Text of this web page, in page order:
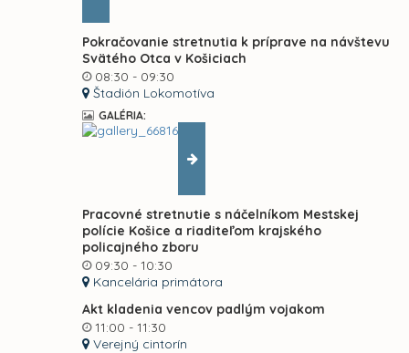
Pokračovanie stretnutia k príprave na návštevu
Svätého Otca v Košiciach
08:30 - 09:30
Štadión Lokomotíva
GALÉRIA:
Pracovné stretnutie s náčelníkom Mestskej
polície Košice a riaditeľom krajského
policajného zboru
09:30 - 10:30
Kancelária primátora
Akt kladenia vencov padlým vojakom
11:00 - 11:30
Verejný cintorín